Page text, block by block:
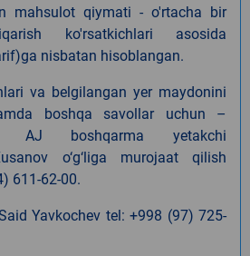
mahsulot qiymati - o'rtacha bir
ko'rsatkichlari asosida
nisbatan hisoblangan.
va belgilangan yer maydonini
boshqa savollar uchun –
AJ boshqarma yetakchi
o‘g‘liga murojaat qilish
611-62-00.
Yavkochev tel:+998 (97)725-